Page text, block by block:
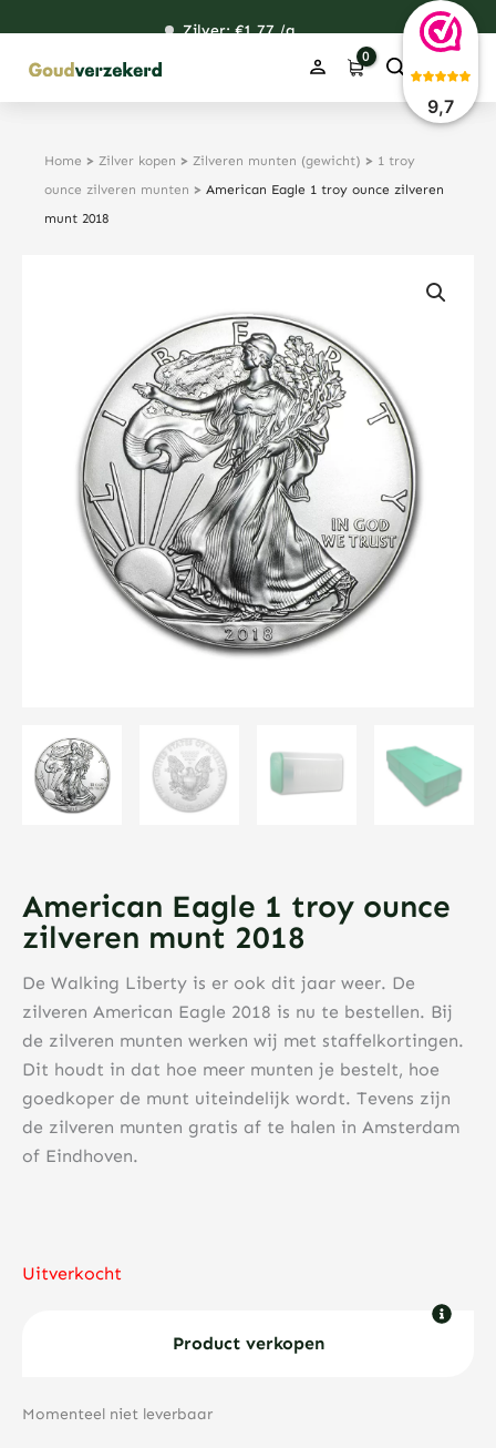
9,7
inhoud
120,76
Zilver: €1,77/g
48,67
38,39
Home > Zilver kopen > Zilveren munten (gewicht) > 1 troy
ounce zilveren munten > American Eagle 1 troy ounce zilveren
munt 2018
American Eagle 1 troy ounce
zilveren munt 2018
De Walking Liberty is er ook dit jaar weer. De
zilveren American Eagle 2018 is nu te bestellen. Bij
de zilveren munten werken wij met staffelkortingen.
Dit houdt in dat hoe meer munten je bestelt, hoe
goedkoper de munt uiteindelijk wordt. Tevens zijn
de zilveren munten gratis af te halen in Amsterdam
of Eindhoven.
Uitverkocht
Product verkopen
Momenteel niet leverbaar